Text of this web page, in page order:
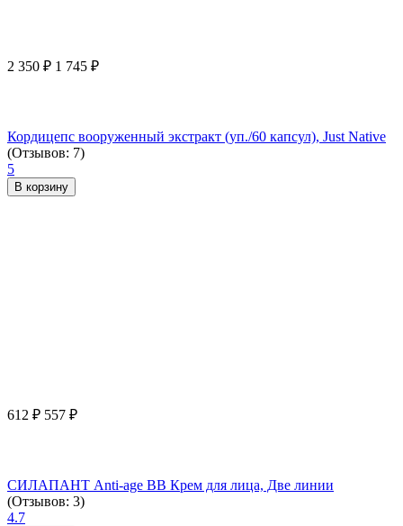
2 350 ₽ 1 745 ₽
Кордицепс вооруженный экстракт (уп./60 капсул), Just Native
(Отзывов: 7)
5
В корзину
612 ₽ 557 ₽
СИЛАПАНТ Anti-age ВВ Крем для лица, Две линии
(Отзывов: 3)
4.7